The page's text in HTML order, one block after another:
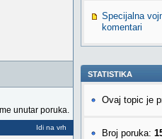
unutar poruka.
Idi na vrh
Specijalna
komentari
STATISTIKA
Ovaj topic je
Broj poruka: